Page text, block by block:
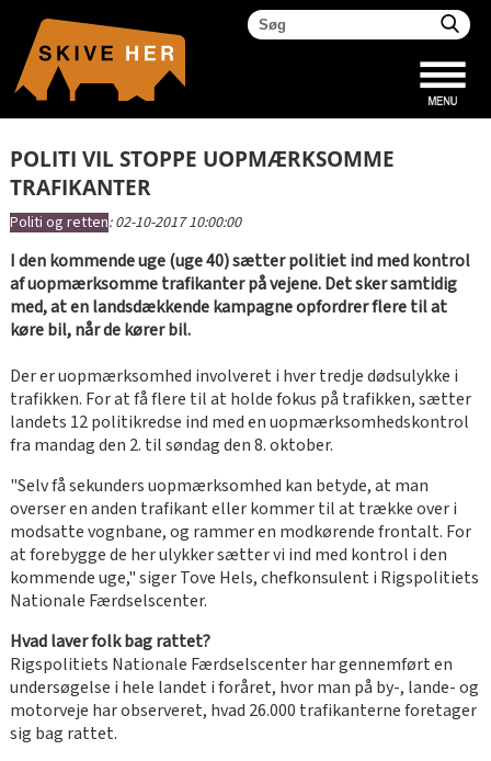
POLITI VIL STOPPE UOPMÆRKSOMME
TRAFIKANTER
Politi og retten:02-10-2017 10:00:00
I den kommende uge (uge 40) sætter politiet ind med kontrol
af uopmærksomme trafikanter på vejene. Det sker samtidig
med, at en landsdækkende kampagne opfordrer flere til at
køre bil, når de kører bil.
Der er uopmærksomhed involveret i hver tredje dødsulykke i
trafikken. For at få flere til at holde fokus på trafikken, sætter
landets 12 politikredse ind med en uopmærksomhedskontrol
fra mandag den 2. til søndag den 8. oktober.
"Selv få sekunders uopmærksomhed kan betyde, at man
overser en anden trafikant eller kommer til at trække over i
modsatte vognbane, og rammer en modkørende frontalt. For
at forebygge de her ulykker sætter vi ind med kontrol i den
kommende uge," siger Tove Hels, chefkonsulent i Rigspolitiets
Nationale Færdselscenter.
Hvad laver folk bag rattet?
Rigspolitiets Nationale Færdselscenter har gennemført en
undersøgelse i hele landet i foråret, hvor man på by-, lande- og
motorveje har observeret, hvad 26.000 trafikanterne foretager
sig bag rattet.